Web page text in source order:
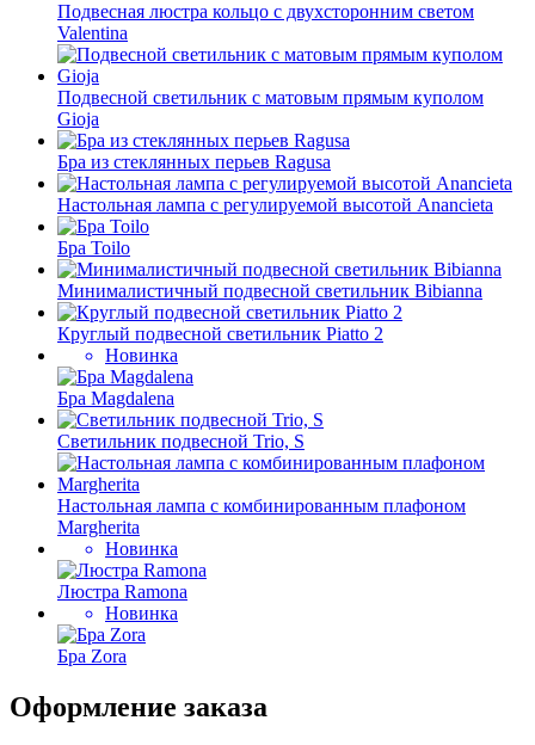
Подвесная люстра кольцо с двухсторонним светом
Valentina
Подвесной светильник с матовым прямым куполом
Gioja
Бра из стеклянных перьев Ragusa
Настольная лампа с регулируемой высотой Anancieta
Бра Toilo
Минималистичный подвесной светильник Bibianna
Круглый подвесной светильник Piatto 2
Новинка
Бра Magdalena
Светильник подвесной Trio, S
Настольная лампа с комбинированным плафоном
Margherita
Новинка
Люстра Ramona
Новинка
Бра Zora
Оформление заказа